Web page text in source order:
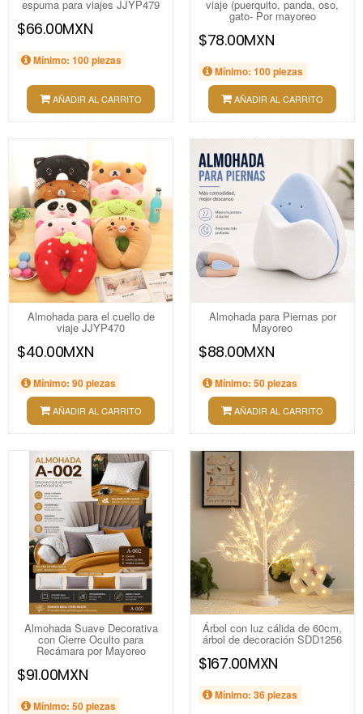
espuma para viajes JJYP479
$66.00MXN
Mínimo: 100 piezas
AÑADIR AL CARRITO
viaje (puerquito, panda, oso,
gato- Por mayoreo
$78.00MXN
Mínimo: 100 piezas
AÑADIR AL CARRITO
Almohada para el cuello de
viaje JJYP470
$40.00MXN
Mínimo: 90 piezas
AÑADIR AL CARRITO
Almohada para Piernas por
Mayoreo
$88.00MXN
Mínimo: 50 piezas
AÑADIR AL CARRITO
Almohada Suave Decorativa
con Cierre Oculto para
Recámara por Mayoreo
$91.00MXN
Mínimo: 50 piezas
Árbol con luz cálida de 60cm,
árbol de decoración SDD1256
$167.00MXN
Mínimo: 36 piezas